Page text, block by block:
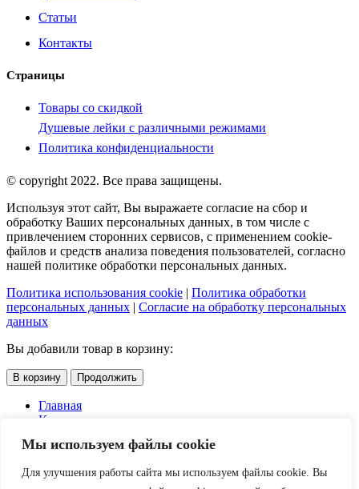
Мы используем файлы cookie
Для улучшения работы сайта мы используем файлы cookie. Вы
Статьи
Контакты
Страницы
Товары со скидкой
Душевые лейки с различными режимами
Политика конфиденциальности
© copyright 2022. Все права защищены.
Используя этот сайт, Вы выражаете согласие на сбор и
обработку Ваших персональных данных, в том числе с
привлечением сторонних сервисов, с применением cookie-
файлов и средств анализа поведения пользователей, согласно
нашей политике обработки персональных данных.
Политика использования cookie | Политика обработки
персональных данных | Согласие на обработку персональных
данных
Вы добавили товар в корзину:
В корзину Продолжить
Главная
Каталог
Доставка и оплата
Контакты